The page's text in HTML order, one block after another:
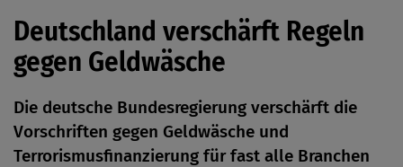
Artikel auf linkedIn teilen
Artikel auf Facebook teilen
Artikellink kopieren
Artikel per Mail teilen
Deutschland verschärft Regeln
gegen Geldwäsche
Die deutsche Bundesregierung verschärft die
Vorschriften gegen Geldwäsche und
Terrorismusfinanzierung für fast alle Branchen